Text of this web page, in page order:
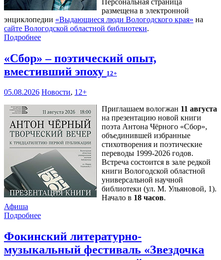
размещена в электронной
энциклопедии «Выдающиеся люди Вологодского края» на
сайте Вологодской областной библиотеки.
Подробнее
«Сбор» – поэтический опыт,
вместивший эпоху 12+
05.08.2026 Новости, 12+
Приглашаем вологжан 11 августа
на презентацию новой книги
поэта Антона Чёрного «Сбор»,
объединившей избранные
стихотворения и поэтические
переводы 1999-2026 годов.
Встреча состоится в зале редкой
книги Вологодской областной
универсальной научной
библиотеки (ул. М. Ульяновой, 1).
Начало в 18 часов.
Афиша
Подробнее
Фокинский литературно-
музыкальный фестиваль «Звездочка